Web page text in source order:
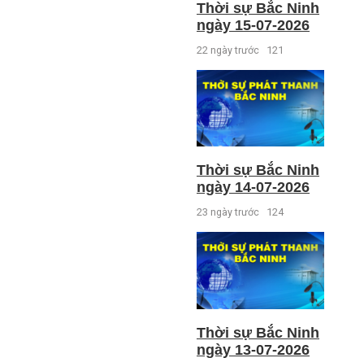
Thời sự Bắc Ninh
ngày 15-07-2026
22 ngày trước 121
Thời sự Bắc Ninh
ngày 14-07-2026
23 ngày trước 124
Thời sự Bắc Ninh
ngày 13-07-2026